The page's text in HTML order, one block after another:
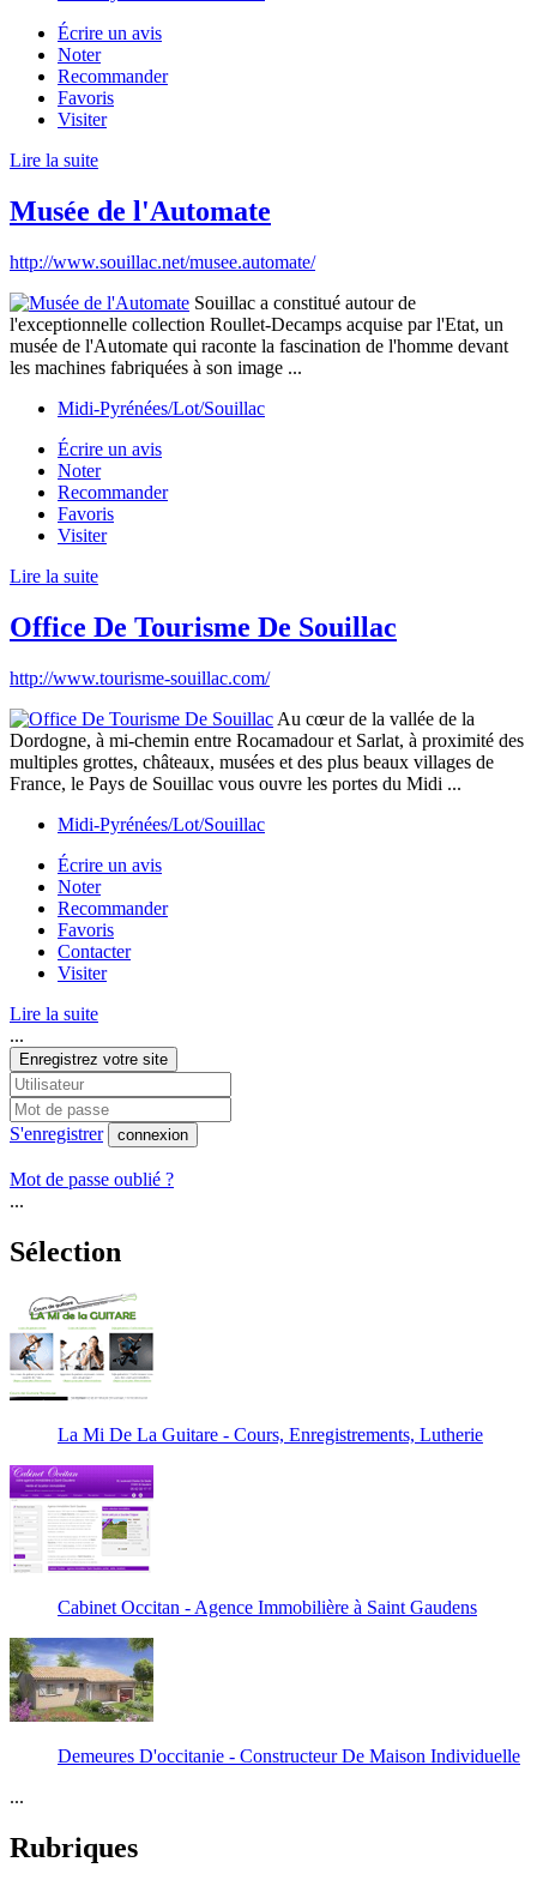
Écrire un avis
Noter
Recommander
Favoris
Visiter
Lire la suite
Musée de l'Automate
http://www.souillac.net/musee.automate/
Souillac a constitué autour de
l'exceptionnelle collection Roullet-Decamps acquise par l'Etat, un
musée de l'Automate qui raconte la fascination de l'homme devant
les machines fabriquées à son image ...
Midi-Pyrénées/Lot/Souillac
Écrire un avis
Noter
Recommander
Favoris
Visiter
Lire la suite
Office De Tourisme De Souillac
http://www.tourisme-souillac.com/
Au cœur de la vallée de la
Dordogne, à mi-chemin entre Rocamadour et Sarlat, à proximité des
multiples grottes, châteaux, musées et des plus beaux villages de
France, le Pays de Souillac vous ouvre les portes du Midi ...
Midi-Pyrénées/Lot/Souillac
Écrire un avis
Noter
Recommander
Favoris
Contacter
Visiter
Lire la suite
...
Enregistrez votre site
S'enregistrer connexion
Mot de passe oublié ?
...
Sélection
La Mi De La Guitare - Cours, Enregistrements, Lutherie
Cabinet Occitan - Agence Immobilière à Saint Gaudens
Demeures D'occitanie - Constructeur De Maison Individuelle
...
Rubriques